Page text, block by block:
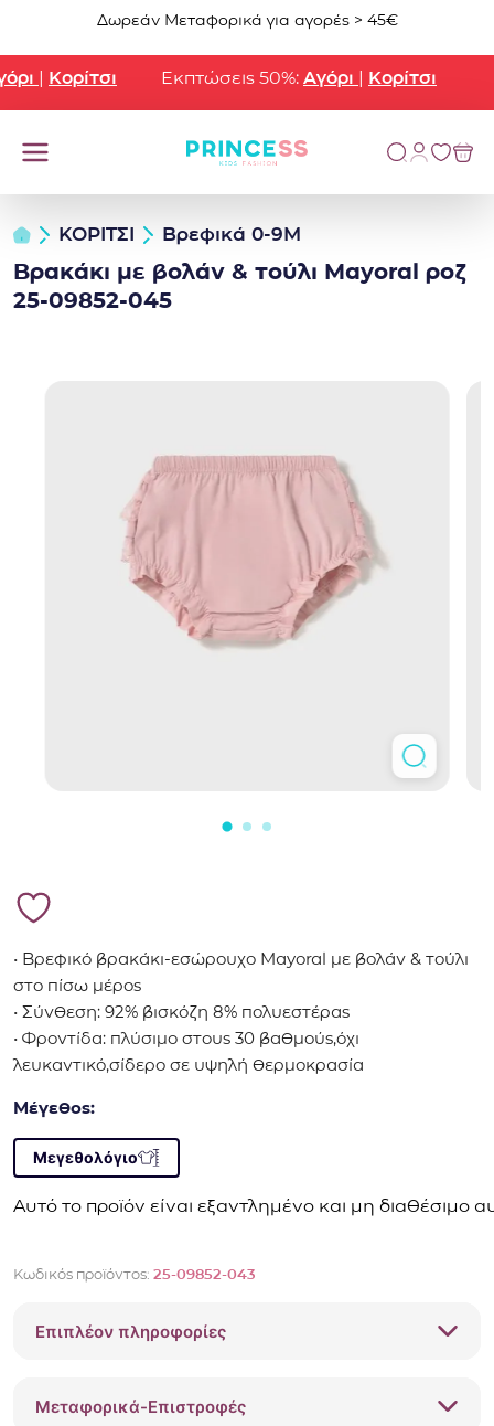
Μετάβαση στο περιεχόμενο
Δωρεάν Μεταφορικά για αγορές > 45€
|Κορίτσι Εκπτώσεις 50%:Αγόρι|Κορίτσι
ΚΟΡΙΤΣΙ Βρεφικά 0-9Μ
Βρακάκι με βολάν & τούλι Mayoral ροζ
25-09852-045
• Βρεφικό βρακάκι-εσώρουχο Mayoral με βολάν & τούλι
στο πίσω μέρος
• Σύνθεση: 92% βισκόζη 8% πολυεστέρας
• Φροντίδα: πλύσιμο στους 30 βαθμούς,όχι
λευκαντικό,σίδερο σε υψηλή θερμοκρασία
Μέγεθος:
Μεγεθολόγιο
Αυτό το προϊόν είναι εξαντλημένο και μη διαθέσιμο
Κωδικός προϊόντος: 25-09852-043
Επιπλέον πληροφορίες
Μεταφορικά-Επιστροφές